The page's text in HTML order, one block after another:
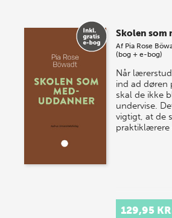
Skolen som
Af Pia Rose
(bog + e-bog)
Når
ind ad døren
skal de ikke
undervise.
vigtigt, at de
129,95